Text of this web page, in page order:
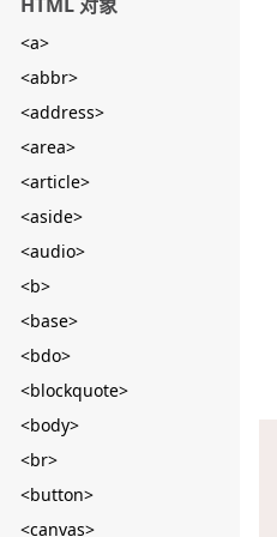
<a>
<abbr>
<address>
<area>
<article>
<aside>
<audio>
<b>
<base>
<bdo>
<blockquote>
<body>
<br>
<button>
<canvas>